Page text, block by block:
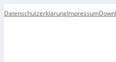
DatenschutzerklärungImpressum